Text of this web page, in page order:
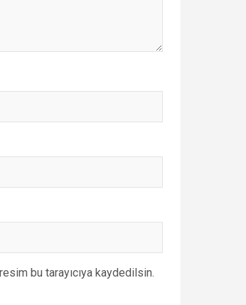
bu tarayıcıya kaydedilsin.